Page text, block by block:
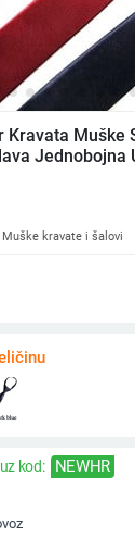
Kravata Muške
Jednobojna
Muške kravate i šalovi
kod: NEWHR